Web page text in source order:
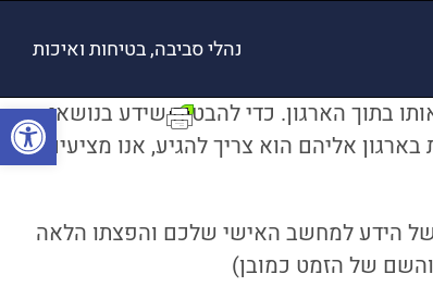
פתח
נהלי סביבה, בטיחות ואיכות
בתוך הארגון. כדי להבטיח שידע בנושאי
אליהם הוא צריך להגיע, אנו מציעים
הידע למחשב האישי שלכם והפצתו הלאה
והשם של הזמט כמובן)